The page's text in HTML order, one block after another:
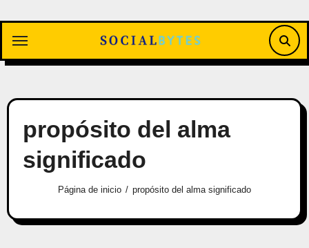
contenido
propósito del alma
significado
Página de inicio propósito del alma significado